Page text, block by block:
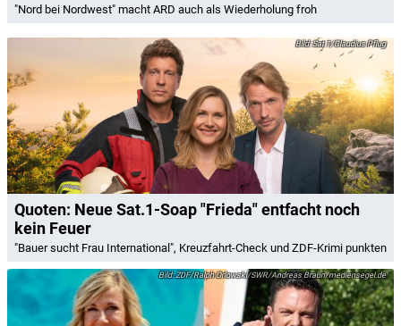
"Nord bei Nordwest" macht ARD auch als Wiederholung froh
Sat.1/Claudius Pflug
Quoten: Neue Sat.1-Soap "Frieda" entfacht noch
kein Feuer
"Bauer sucht Frau International", Kreuzfahrt-Check und ZDF-Krimi punkten
ZDF/Ralph Orlowski/SWR/Andreas Braun/mediensegel.de